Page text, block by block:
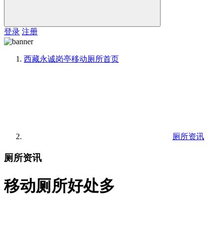
登录 注册
西藏永诚岗亭移动厕所首页
厕所资讯
厕所资讯
移动厕所好处多